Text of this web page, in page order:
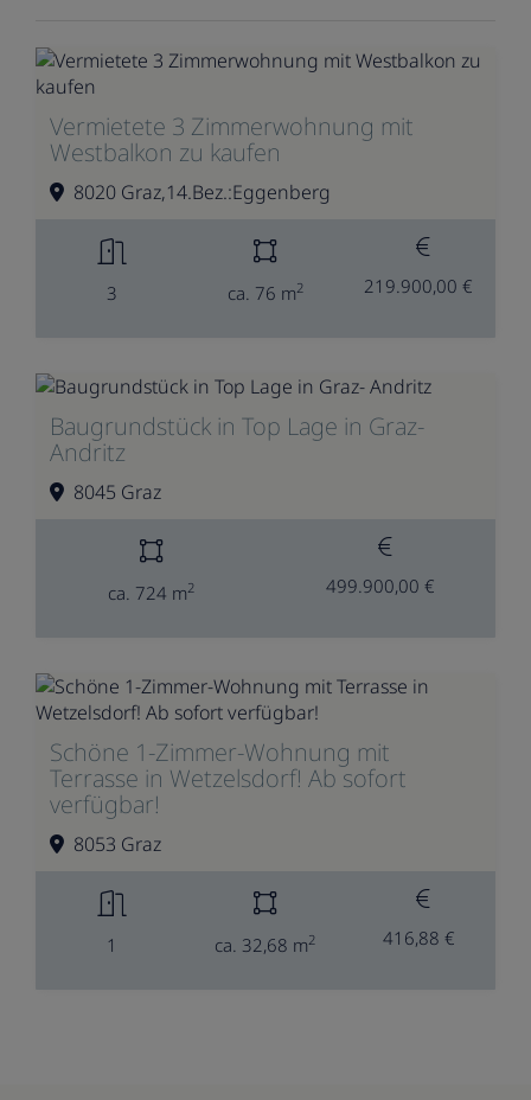
Vermietete 3 Zimmerwohnung mit
Westbalkon zu kaufen
8020 Graz,14.Bez.:Eggenberg
3 ca. 76 m2 219.900,00 €
Baugrundstück in Top Lage in Graz-
Andritz
8045 Graz
ca. 724 m2 499.900,00 €
Schöne 1-Zimmer-Wohnung mit
Terrasse in Wetzelsdorf! Ab sofort
verfügbar!
8053 Graz
1 ca. 32,68 m2 416,88 €